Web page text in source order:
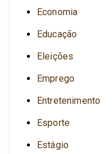
Economia
Educação
Eleições
Emprego
Entretenimento
Esporte
Estágio